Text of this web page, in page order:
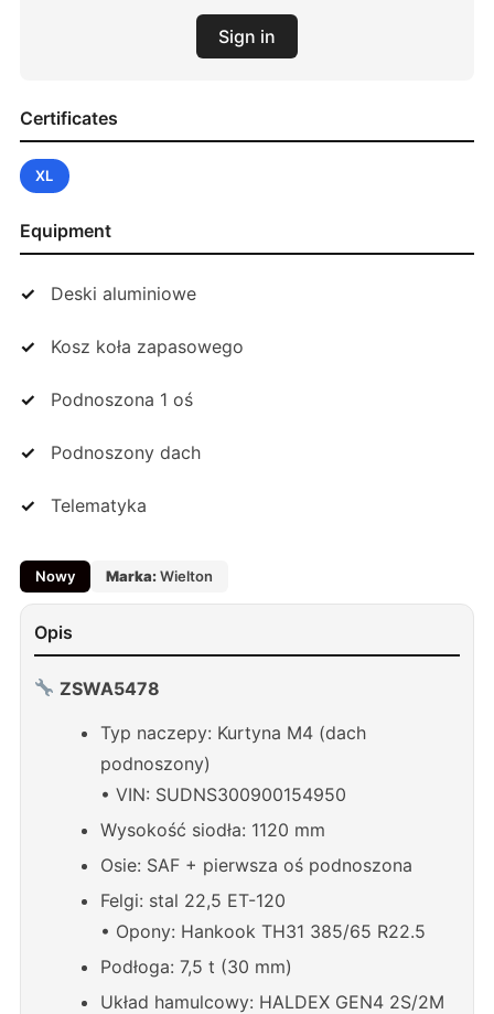
Sign in
Certificates
XL
Equipment
Deski aluminiowe
Kosz koła zapasowego
Podnoszona 1 oś
Podnoszony dach
Telematyka
Nowy Marka:Wielton
Opis
ZSWA5478
Typ naczepy: Kurtyna M4 (dach
podnoszony)
• VIN: SUDNS300900154950
Wysokość siodła: 1120 mm
Osie: SAF + pierwsza oś podnoszona
Felgi: stal 22,5 ET-120
• Opony: Hankook TH31 385/65 R22.5
Podłoga: 7,5 t (30 mm)
Układ hamulcowy: HALDEX GEN4 2S/2M